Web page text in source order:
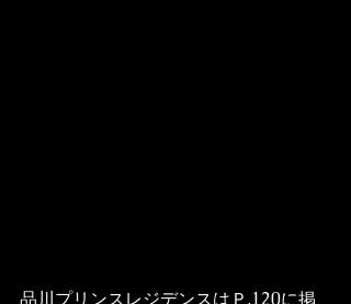
品川プリンスレジデンスはＰ.120に掲